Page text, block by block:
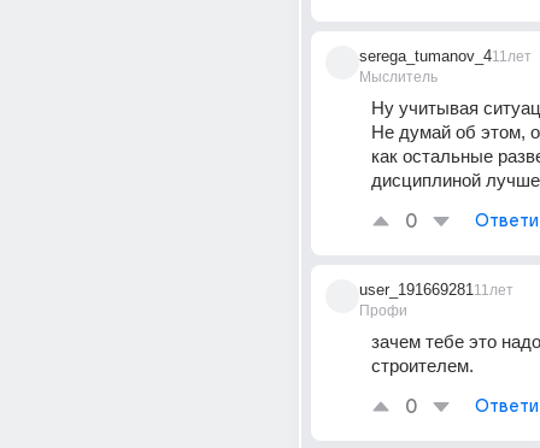
serega_tumanov_4
Мыслитель
11лет
Ну учитывая
Не думай об этом,
как остальные
дисциплиной лучше
0
user_191669281
Профи
11лет
зачем тебе это
строителем.
0